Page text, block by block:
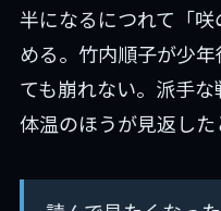
半になるにつれて「
める。竹内順子が少
ても崩れない。派手
体温のほうが見返した